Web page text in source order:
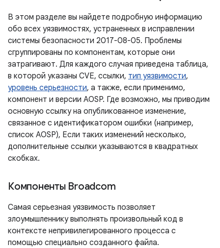
В этом разделе вы найдете подробную информацию
обо всех уязвимостях, устраненных в исправлении
системы безопасности 2017-08-05. Проблемы
сгруппированы по компонентам, которые они
затрагивают. Для каждого случая приведена таблица,
в которой указаны CVE, ссылки, тип уязвимости,
уровень серьезности, а также, если применимо,
компонент и версии AOSP. Где возможно, мы приводим
основную ссылку на опубликованное изменение,
связанное с идентификатором ошибки (например,
список AOSP), Если таких изменений несколько,
дополнительные ссылки указываются в квадратных
скобках.
Компоненты Broadcom
Самая серьезная уязвимость позволяет
злоумышленнику выполнять произвольный код в
контексте непривилегированного процесса с
помощью специально созданного файла.